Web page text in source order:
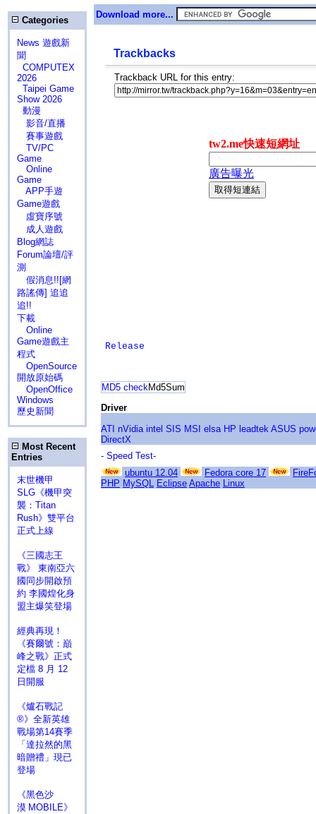
Categories
News 遊戲新
聞
COMPUTEX
2026
Taipei Game
Show 2026
動漫
影音/直播
賽事遊戲
TV/PC
Game
Online
Game
APP手遊
Game遊戲
虛寶序號
成人遊戲
Blog網誌
Forum論壇/評
測
假消息!![網
路謠傳] 追追
追!!
下載
Online
Game遊戲主
程式
OpenSource
開放原始碼
OpenOffice
Windows
歷史新聞
Most Recent
Entries
末世機甲
SLG《機甲突
襲：Titan
Rush》雙平台
正式上線
《三國志王
戰》 東南亞六
國同步開啟預
約 李國煌化身
盟主爆笑登場
經典再現！
《賽爾號：巔
峰之戰》正式
定檔 8 月 12
日開服
《爐石戰記
®》全新英雄
戰場第14賽季
「達拉然的黑
暗贈禮」現已
登場
《黑色沙
漠 MOBILE》
Download more...
Trackbacks
Trackback URL for this entry:
Release
MD5 checkMd5Sum
Driver
ATI nVidia intel SIS MSI elsa HP leadtek ASUS
DirectX
- Speed Test-
ubuntu 12.04
Fedora core 17
PHP MySQL Eclipse Apache Linux